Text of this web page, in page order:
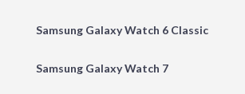
Samsung Galaxy Watch 6 Classic
Samsung Galaxy Watch 7